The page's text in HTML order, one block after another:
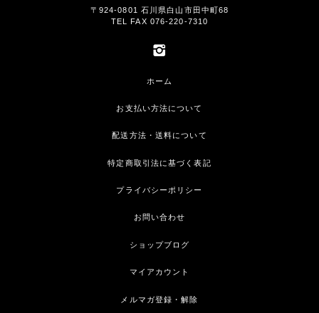
〒924-0801 石川県白山市田中町68
TEL FAX 076-220-7310
ホーム
お支払い方法について
配送方法・送料について
特定商取引法に基づく表記
プライバシーポリシー
お問い合わせ
ショップブログ
マイアカウント
メルマガ登録・解除